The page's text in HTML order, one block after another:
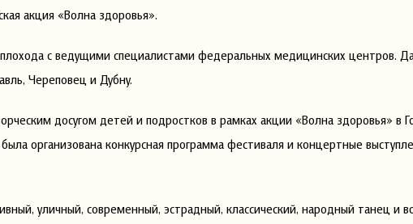
акция «Волна здоровья».
с ведущими специалистами федеральных медицинских центров.
Череповец и Дубну.
досугом детей и подростков в рамках акции «Волна здоровья» в
организована конкурсная программа фестиваля и концертные
уличный, современный, эстрадный, классический, народный танец и